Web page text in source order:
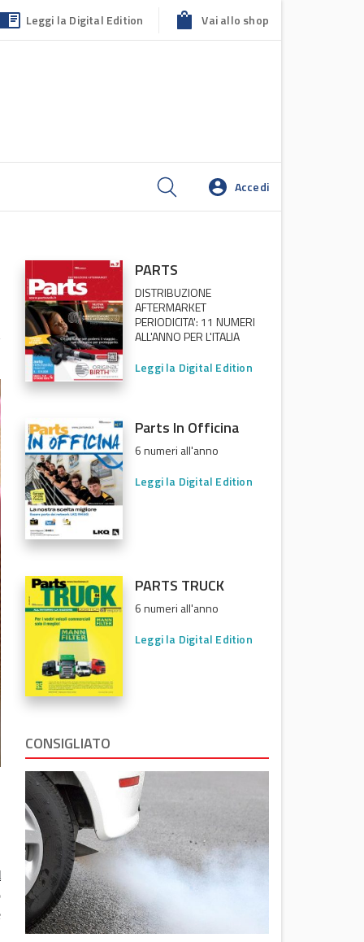
Leggi la Digital Edition Vai allo shop
Accedi
PARTS
DISTRIBUZIONE
AFTERMARKET
PERIODICITA': 11 NUMERI
ALL'ANNO PER L'ITALIA
Leggi la Digital Edition
Parts In Officina
6 numeri all'anno
Leggi la Digital Edition
PARTS TRUCK
6 numeri all'anno
Leggi la Digital Edition
CONSIGLIATO